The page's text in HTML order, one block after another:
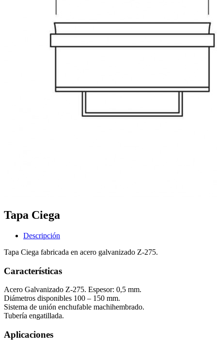
Tapa Ciega
Descripción
Tapa Ciega fabricada en acero galvanizado Z-275.
Características
Acero Galvanizado Z-275. Espesor: 0,5 mm.
Diámetros disponibles 100 – 150 mm.
Sistema de unión enchufable machihembrado.
Tubería engatillada.
Aplicaciones